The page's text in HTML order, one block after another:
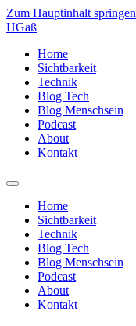
Zum Hauptinhalt springen
HGaß
Home
Sichtbarkeit
Technik
Blog Tech
Blog Menschsein
Podcast
About
Kontakt
Home
Sichtbarkeit
Technik
Blog Tech
Blog Menschsein
Podcast
About
Kontakt